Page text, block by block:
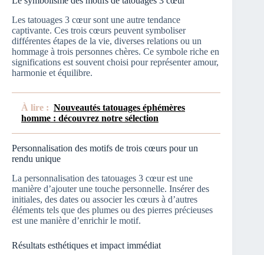
Les tatouages 3 cœur sont une autre tendance
captivante. Ces trois cœurs peuvent symboliser
différentes étapes de la vie, diverses relations ou un
hommage à trois personnes chères. Ce symbole riche en
significations est souvent choisi pour représenter amour,
harmonie et équilibre.
À lire : Nouveautés tatouages éphémères
homme : découvrez notre sélection
Personnalisation des motifs de trois cœurs pour un
rendu unique
La personnalisation des tatouages 3 cœur est une
manière d’ajouter une touche personnelle. Insérer des
initiales, des dates ou associer les cœurs à d’autres
éléments tels que des plumes ou des pierres précieuses
est une manière d’enrichir le motif.
Résultats esthétiques et impact immédiat